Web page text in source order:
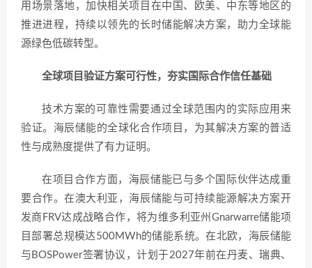
用场景落地，加快相关项目在中国、欧美、中东等地区的
推进进程，持续以领先的长时储能解决方案，助力全球能
源绿色低碳转型。
全球项目验证方案可行性，夯实国际合作信任基础
技术方案的可靠性需要通过全球范围内的实际应用来
验证。海辰储能的全球化合作项目，为其解决方案的普适
性与成熟度提供了有力证明。
在项目合作方面，海辰储能已与多个国际伙伴达成重
要合作。在澳大利亚，海辰储能与可持续能源解决方案开
发商FRV达成战略合作，将为维多利亚州Gnarwarre储能项
目部署总规模达500MWh的储能系统。在北欧，海辰储能
与BOSPower签署协议，计划于2027年前在丹麦、瑞典、